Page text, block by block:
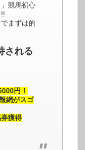
競馬初心
でまずは的
される
円！
網がスゴ
獲得